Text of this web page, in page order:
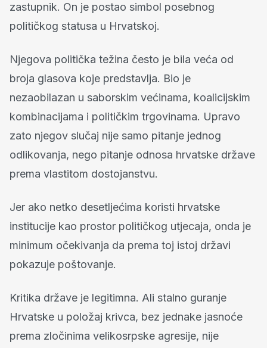
zastupnik. On je postao simbol posebnog
političkog statusa u Hrvatskoj.
Njegova politička težina često je bila veća od
broja glasova koje predstavlja. Bio je
nezaobilazan u saborskim većinama, koalicijskim
kombinacijama i političkim trgovinama. Upravo
zato njegov slučaj nije samo pitanje jednog
odlikovanja, nego pitanje odnosa hrvatske države
prema vlastitom dostojanstvu.
Jer ako netko desetljećima koristi hrvatske
institucije kao prostor političkog utjecaja, onda je
minimum očekivanja da prema toj istoj državi
pokazuje poštovanje.
Kritika države je legitimna. Ali stalno guranje
Hrvatske u položaj krivca, bez jednake jasnoće
prema zločinima velikosrpske agresije, nije